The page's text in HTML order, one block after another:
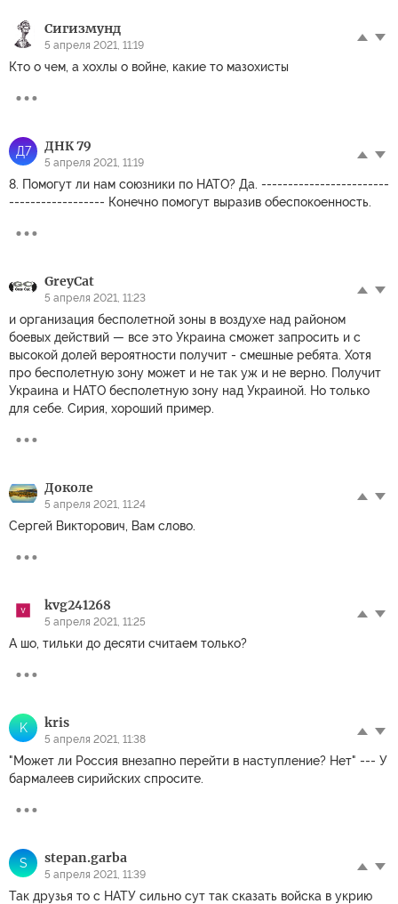
Сигизмунд
5 апреля 2021, 11:19
Кто о чем, а хохлы о войне, какие то мазохисты
Д7 ДНК 79
5 апреля 2021, 11:19
8. Помогут ли нам союзники по НАТО? Да. ------------------------
------------------ Конечно помогут выразив обеспокоенность.
GreyCat
5 апреля 2021, 11:23
и организация бесполетной зоны в воздухе над районом
боевых действий — все это Украина сможет запросить и с
высокой долей вероятности получит - смешные ребята. Хотя
про бесполетную зону может и не так уж и не верно. Получит
Украина и НАТО бесполетную зону над Украиной. Но только
для себе. Сирия, хороший пример.
Доколе
5 апреля 2021, 11:24
Сергей Викторович, Вам слово.
kvg241268
5 апреля 2021, 11:25
А шо, тильки до десяти считаем только?
K kris
5 апреля 2021, 11:38
"Может ли Россия внезапно перейти в наступление? Нет" --- У
бармалеев сирийских спросите.
S stepan.garba
5 апреля 2021, 11:39
Так друзья то с НАТУ сильно сут так сказать войска в укрию